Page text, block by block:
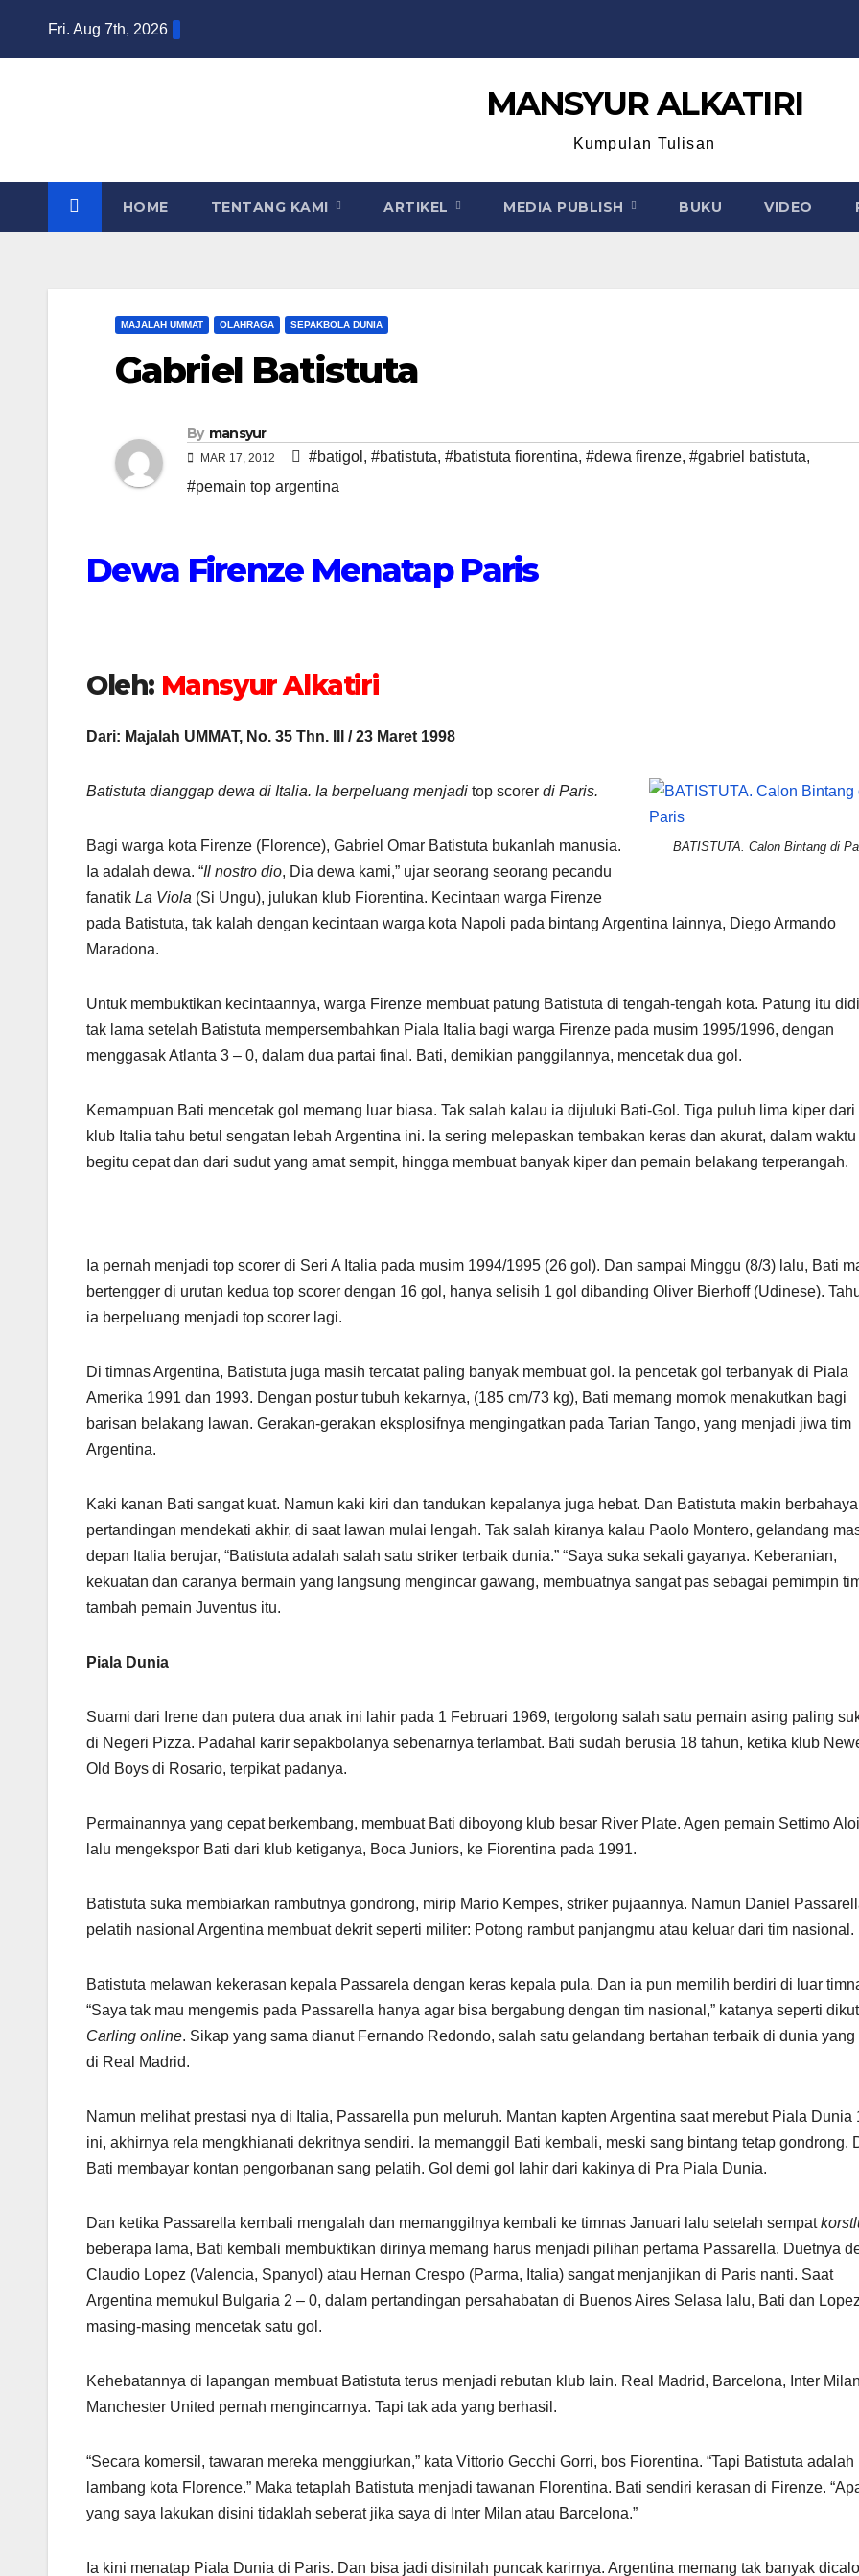
Fri. Aug 7th, 2026
MANSYUR ALKATIRI
Kumpulan Tulisan
HOME TENTANG KAMI ARTIKEL MEDIA PUBLISH BUKU VIDEO
MAJALAH UMMAT OLAHRAGA SEPAKBOLA DUNIA
Gabriel Batistuta
By mansyur
MAR 17, 2012 #batigol , #batistuta, #batistuta fiorentina, #dewa firenze, #gabriel batistuta,
#pemain top argentina
Dewa Firenze Menatap Paris
Oleh: Mansyur Alkatiri
Dari: Majalah UMMAT, No. 35 Thn. III / 23 Maret 1998
BATISTUTA. Calon Bintang di
Batistuta dianggap dewa di Italia. Ia berpeluang menjadi top scorer di Paris.
Bagi warga kota Firenze (Florence), Gabriel Omar Batistuta bukanlah manusia.
Ia adalah dewa. “Il nostro dio, Dia dewa kami,” ujar seorang seorang pecandu
fanatik La Viola (Si Ungu), julukan klub Fiorentina. Kecintaan warga Firenze
pada Batistuta, tak kalah dengan kecintaan warga kota Napoli pada bintang Argentina lainnya, Diego Armando
Maradona.
Untuk membuktikan kecintaannya, warga Firenze membuat patung Batistuta di tengah-tengah kota. Patung itu
tak lama setelah Batistuta mempersembahkan Piala Italia bagi warga Firenze pada musim 1995/1996, dengan
menggasak Atlanta 3 – 0, dalam dua partai final. Bati, demikian panggilannya, mencetak dua gol.
Kemampuan Bati mencetak gol memang luar biasa. Tak salah kalau ia dijuluki Bati-Gol. Tiga puluh lima kiper dari
klub Italia tahu betul sengatan lebah Argentina ini. Ia sering melepaskan tembakan keras dan akurat, dalam waktu
begitu cepat dan dari sudut yang amat sempit, hingga membuat banyak kiper dan pemain belakang terperangah.
Ia pernah menjadi top scorer di Seri A Italia pada musim 1994/1995 (26 gol). Dan sampai Minggu (8/3) lalu, Bati
bertengger di urutan kedua top scorer dengan 16 gol, hanya selisih 1 gol dibanding Oliver Bierhoff (Udinese).
ia berpeluang menjadi top scorer lagi.
Di timnas Argentina, Batistuta juga masih tercatat paling banyak membuat gol. Ia pencetak gol terbanyak di Piala
Amerika 1991 dan 1993. Dengan postur tubuh kekarnya, (185 cm/73 kg), Bati memang momok menakutkan bagi
barisan belakang lawan. Gerakan-gerakan eksplosifnya mengingatkan pada Tarian Tango, yang menjadi jiwa tim
Argentina.
Kaki kanan Bati sangat kuat. Namun kaki kiri dan tandukan kepalanya juga hebat. Dan Batistuta makin
pertandingan mendekati akhir, di saat lawan mulai lengah. Tak salah kiranya kalau Paolo Montero, gelandang
depan Italia berujar, “Batistuta adalah salah satu striker terbaik dunia.” “Saya suka sekali gayanya. Keberanian,
kekuatan dan caranya bermain yang langsung mengincar gawang, membuatnya sangat pas sebagai pemimpin
tambah pemain Juventus itu.
Piala Dunia
Suami dari Irene dan putera dua anak ini lahir pada 1 Februari 1969, tergolong salah satu pemain asing paling
di Negeri Pizza. Padahal karir sepakbolanya sebenarnya terlambat. Bati sudah berusia 18 tahun, ketika klub
Old Boys di Rosario, terpikat padanya.
Permainannya yang cepat berkembang, membuat Bati diboyong klub besar River Plate. Agen pemain Settimo
lalu mengekspor Bati dari klub ketiganya, Boca Juniors, ke Fiorentina pada 1991.
Batistuta suka membiarkan rambutnya gondrong, mirip Mario Kempes, striker pujaannya. Namun Daniel
pelatih nasional Argentina membuat dekrit seperti militer: Potong rambut panjangmu atau keluar dari tim nasional.
Batistuta melawan kekerasan kepala Passarela dengan keras kepala pula. Dan ia pun memilih berdiri di luar
“Saya tak mau mengemis pada Passarella hanya agar bisa bergabung dengan tim nasional,” katanya seperti
Carling online. Sikap yang sama dianut Fernando Redondo, salah satu gelandang bertahan terbaik di dunia yang
di Real Madrid.
Namun melihat prestasi nya di Italia, Passarella pun meluruh. Mantan kapten Argentina saat merebut Piala Dunia
ini, akhirnya rela mengkhianati dekritnya sendiri. Ia memanggil Bati kembali, meski sang bintang tetap gondrong.
Bati membayar kontan pengorbanan sang pelatih. Gol demi gol lahir dari kakinya di Pra Piala Dunia.
Dan ketika Passarella kembali mengalah dan memanggilnya kembali ke timnas Januari lalu setelah sempat
beberapa lama, Bati kembali membuktikan dirinya memang harus menjadi pilihan pertama Passarella. Duetnya
Claudio Lopez (Valencia, Spanyol) atau Hernan Crespo (Parma, Italia) sangat menjanjikan di Paris nanti. Saat
Argentina memukul Bulgaria 2 – 0, dalam pertandingan persahabatan di Buenos Aires Selasa lalu, Bati dan Lopez
masing-masing mencetak satu gol.
Kehebatannya di lapangan membuat Batistuta terus menjadi rebutan klub lain. Real Madrid, Barcelona, Inter
Manchester United pernah mengincarnya. Tapi tak ada yang berhasil.
“Secara komersil, tawaran mereka menggiurkan,” kata Vittorio Gecchi Gorri, bos Fiorentina. “Tapi Batistuta adalah
lambang kota Florence.” Maka tetaplah Batistuta menjadi tawanan Florentina. Bati sendiri kerasan di Firenze.
yang saya lakukan disini tidaklah seberat jika saya di Inter Milan atau Barcelona.”
Ia kini menatap Piala Dunia di Paris. Dan bisa jadi disinilah puncak karirnya. Argentina memang tak banyak